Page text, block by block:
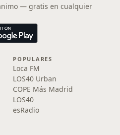
— gratis en cualquier
POPULARES
Loca FM
LOS40 Urban
COPE Más Madrid
LOS40
esRadio